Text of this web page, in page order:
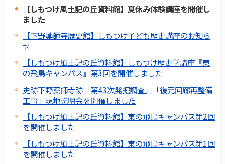
【しもつけ風土記の丘資料館】夏休み体験講座を開催し
ました
【下野薬師寺歴史館】しもつけ子ども歴史講座のお知ら
せ
【しもつけ風土記の丘資料館】しもつけ歴史学講座『東
の飛鳥キャンパス』第3回を開催しました
史跡下野薬師寺跡「第43次発掘調査」「復元回廊再整備
工事」現地説明会を開催しました
【しもつけ風土記の丘資料館】東の飛鳥キャンパス第2回
を開催しました
【しもつけ風土記の丘資料館】東の飛鳥キャンパス第1回
を開催しました